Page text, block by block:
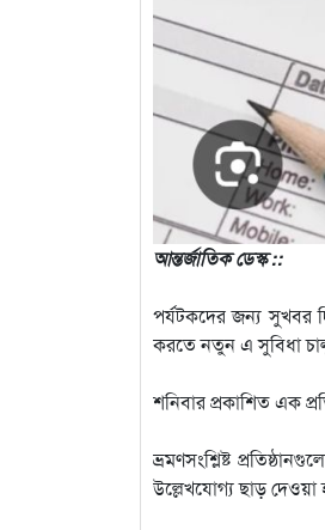
আন্তর্জাতিক ডেস্ক ::
পর্যটকদের জন্য সুখবর
করতে নতুন এ সুবিধা
শনিবার প্রকাশিত এক
ভ্রমণসংশ্লিষ্ট
উল্লেখযোগ্য ছাড়